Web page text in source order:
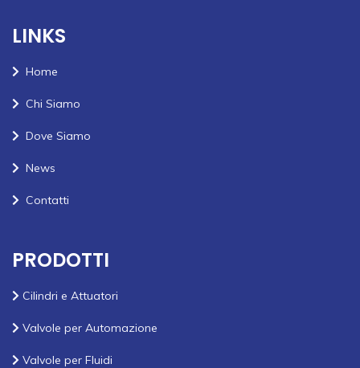
LINKS
Home
Chi Siamo
Dove Siamo
News
Contatti
PRODOTTI
Cilindri e Attuatori
Valvole per Automazione
Valvole per Fluidi